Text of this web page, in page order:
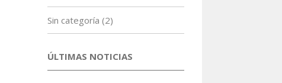
Sin categoría (2)
ÚLTIMAS NOTICIAS